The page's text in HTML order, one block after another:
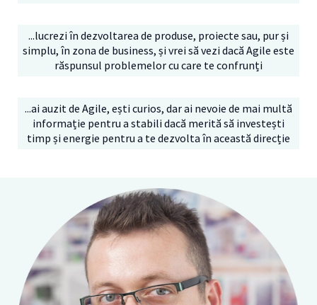
...lucrezi în dezvoltarea de produse, proiecte sau, pur și
simplu, în zona de business, și vrei să vezi dacă Agile este
răspunsul problemelor cu care te confrunți
...ai auzit de Agile, ești curios, dar ai nevoie de mai multă
informație pentru a stabili dacă merită să investești
timp și energie pentru a te dezvolta în această direcție